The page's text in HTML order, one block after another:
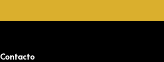
Contacto